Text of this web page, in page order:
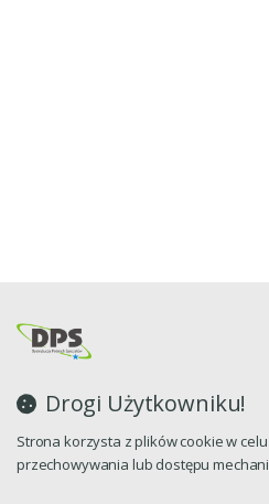
Drogi Użytkowniku!
Strona korzysta z plików cookie w
przechowywania lub dostępu